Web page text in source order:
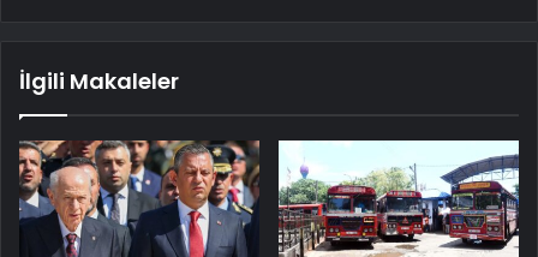
İlgili Makaleler